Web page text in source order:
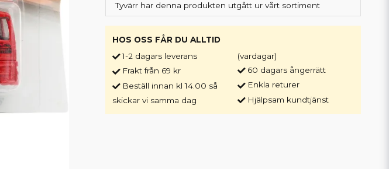
Tyvärr har denna produkten utgått ur vårt sortiment
HOS OSS FÅR DU ALLTID
1-2 dagars leverans
Frakt från 69 kr
Beställ innan kl 14.00 så
skickar vi samma dag
(vardagar)
60 dagars ångerrätt
Enkla returer
Hjälpsam kundtjänst